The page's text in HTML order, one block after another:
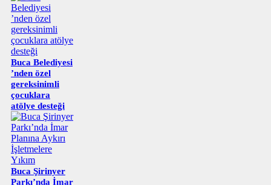
Buca Belediyesi
’nden özel
gereksinimli
çocuklara
atölye desteği
Buca Şirinyer
Parkı’nda İmar